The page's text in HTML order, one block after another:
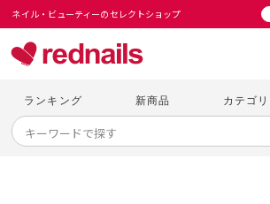
ネイル・ビューティーのセレクトショップ
ランキング 新商品 カテゴリ